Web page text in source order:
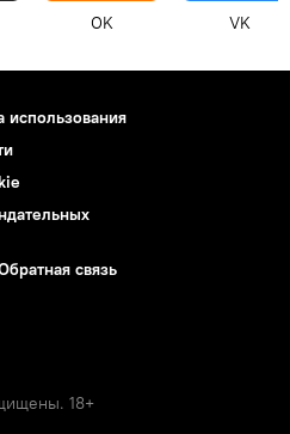
OK VK
использования
связь
18+